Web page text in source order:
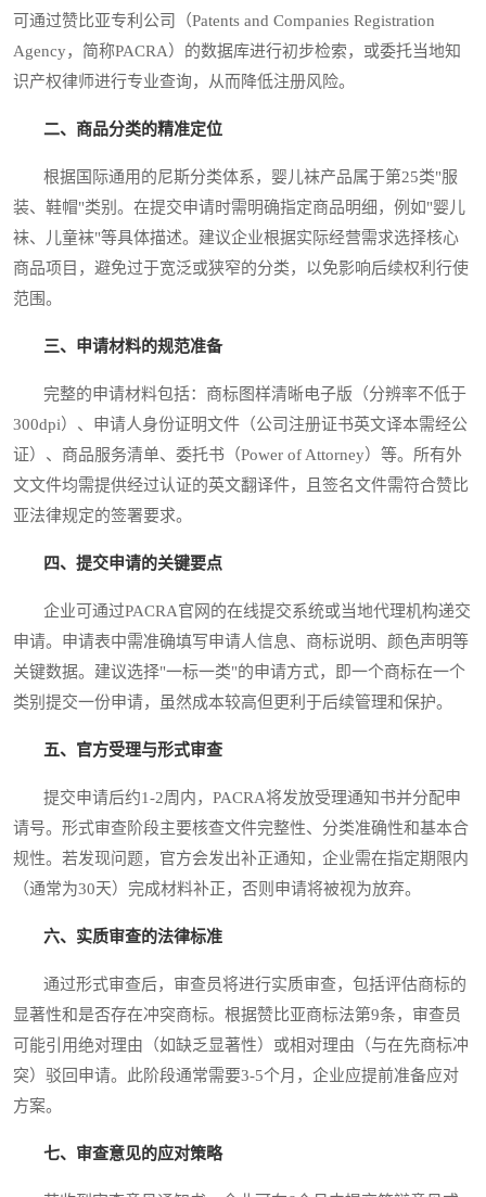
可通过赞比亚专利公司（Patents and Companies Registration
Agency，简称PACRA）的数据库进行初步检索，或委托当地知
识产权律师进行专业查询，从而降低注册风险。
二、商品分类的精准定位
根据国际通用的尼斯分类体系，婴儿袜产品属于第25类"服
装、鞋帽"类别。在提交申请时需明确指定商品明细，例如"婴儿
袜、儿童袜"等具体描述。建议企业根据实际经营需求选择核心
商品项目，避免过于宽泛或狭窄的分类，以免影响后续权利行使
范围。
三、申请材料的规范准备
完整的申请材料包括：商标图样清晰电子版（分辨率不低于
300dpi）、申请人身份证明文件（公司注册证书英文译本需经公
证）、商品服务清单、委托书（Power of Attorney）等。所有外
文文件均需提供经过认证的英文翻译件，且签名文件需符合赞比
亚法律规定的签署要求。
四、提交申请的关键要点
企业可通过PACRA官网的在线提交系统或当地代理机构递交
申请。申请表中需准确填写申请人信息、商标说明、颜色声明等
关键数据。建议选择"一标一类"的申请方式，即一个商标在一个
类别提交一份申请，虽然成本较高但更利于后续管理和保护。
五、官方受理与形式审查
提交申请后约1-2周内，PACRA将发放受理通知书并分配申
请号。形式审查阶段主要核查文件完整性、分类准确性和基本合
规性。若发现问题，官方会发出补正通知，企业需在指定期限内
（通常为30天）完成材料补正，否则申请将被视为放弃。
六、实质审查的法律标准
通过形式审查后，审查员将进行实质审查，包括评估商标的
显著性和是否存在冲突商标。根据赞比亚商标法第9条，审查员
可能引用绝对理由（如缺乏显著性）或相对理由（与在先商标冲
突）驳回申请。此阶段通常需要3-5个月，企业应提前准备应对
方案。
七、审查意见的应对策略